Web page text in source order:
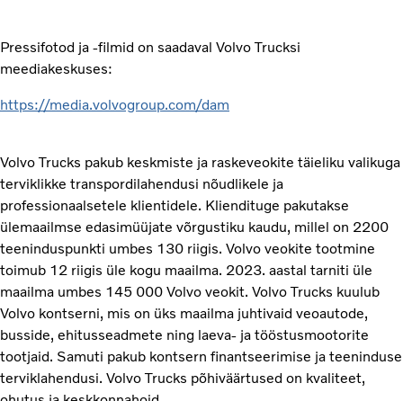
Pressifotod ja -filmid on saadaval Volvo Trucksi
meediakeskuses:
https://media.volvogroup.com/dam
Volvo Trucks pakub keskmiste ja raskeveokite täieliku valikuga
terviklikke transpordilahendusi nõudlikele ja
professionaalsetele klientidele. Kliendituge pakutakse
ülemaailmse edasimüüjate võrgustiku kaudu, millel on 2200
teeninduspunkti umbes 130 riigis. Volvo veokite tootmine
toimub 12 riigis üle kogu maailma. 2023. aastal tarniti üle
maailma umbes 145 000 Volvo veokit. Volvo Trucks kuulub
Volvo kontserni, mis on üks maailma juhtivaid veoautode,
busside, ehitusseadmete ning laeva- ja tööstusmootorite
tootjaid. Samuti pakub kontsern finantseerimise ja teeninduse
terviklahendusi. Volvo Trucks põhiväärtused on kvaliteet,